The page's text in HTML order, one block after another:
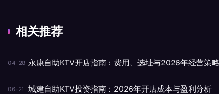
相关推荐
04-28 永康自助KTV开店指南：费用、选址与2026年经营策略
06-21 城建自助KTV投资指南：2026年开店成本与盈利分析